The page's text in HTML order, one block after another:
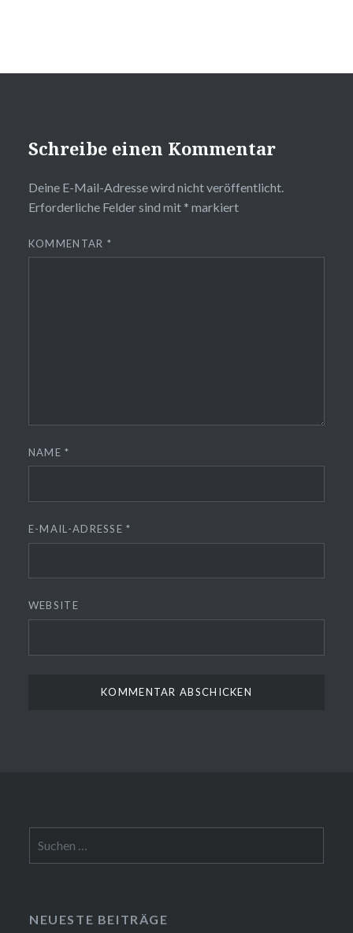
Schreibe einen Kommentar
Deine E-Mail-Adresse wird nicht veröffentlicht.
Erforderliche Felder sind mit * markiert
KOMMENTAR *
NAME*
E-MAIL-ADRESSE*
WEBSITE
nach:
NEUESTE BEITRÄGE